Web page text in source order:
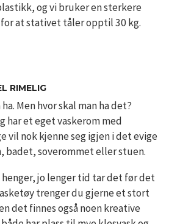
og vi bruker en sterkere
at stativet tåler opptil 30 kg.
RIMELIG
Men hvor skal man ha det?
har et eget vaskerom med
vil nok kjenne seg igjen i det evige
badet, soverommet eller stuen.
jo lenger tid tar det før det
trenger du gjerne et stort
det finnes også noen kreative